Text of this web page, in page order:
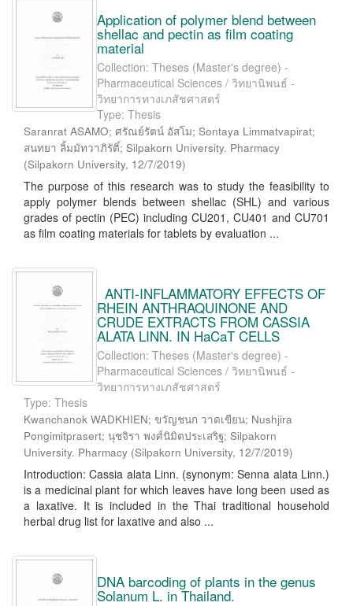
Application of polymer blend between
shellac and pectin as film coating
material
Collection: Theses (Master's degree) -
Pharmaceutical Sciences / วิทยานิพนธ์ -
วิทยาการทางเภสัชศาสตร์
Type: Thesis
Saranrat ASAMO; ศรัณย์รัตน์ อัสโม; Sontaya Limmatvapirat;
สนทยา ลิ้มมัทวาภิรัติ์; Silpakorn University. Pharmacy
(Silpakorn University, 12/7/2019)
The purpose of this research was to study the feasibility to
apply polymer blends between shellac (SHL) and various
grades of pectin (PEC) including CU201, CU401 and CU701
as film coating materials for tablets by evaluation ...
ANTI-INFLAMMATORY EFFECTS OF
RHEIN ANTHRAQUINONE AND
CRUDE EXTRACTS FROM CASSIA
ALATA LINN. IN HaCaT CELLS
Collection: Theses (Master's degree) -
Pharmaceutical Sciences / วิทยานิพนธ์ -
วิทยาการทางเภสัชศาสตร์
Type: Thesis
Kwanchanok WADKHIEN; ขวัญชนก วาดเขียน; Nushjira
Pongimitprasert; นุชจิรา พงศ์นิมิตประเสริฐ; Silpakorn
University. Pharmacy (Silpakorn University, 12/7/2019)
Introduction: Cassia alata Linn. (synonym: Senna alata Linn.)
is a medicinal plant for which leaves have long been used as
a laxative. It is included in the Thai traditional household
herbal drug list for laxative and also ...
DNA barcoding of plants in the genus
Solanum L. in Thailand.